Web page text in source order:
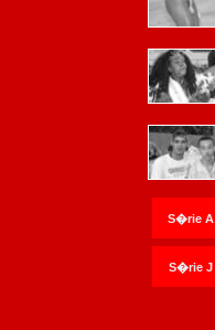
S�rie A
S�rie J